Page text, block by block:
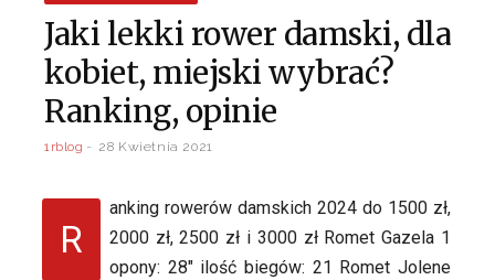
Jaki lekki rower damski, dla
kobiet, miejski wybrać?
Ranking, opinie
1rblog 28 Kwietnia 2021
R
anking rowerów damskich 2024 do 1500 zł,
2000 zł, 2500 zł i 3000 zł Romet Gazela 1
opony: 28″ ilość biegów: 21 Romet Jolene